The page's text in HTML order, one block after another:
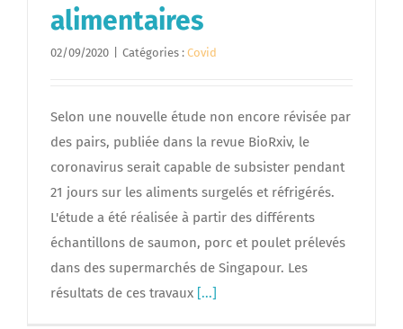
alimentaires
02/09/2020 Catégories : Covid
Selon une nouvelle étude non encore révisée par
des pairs, publiée dans la revue BioRxiv, le
coronavirus serait capable de subsister pendant
21 jours sur les aliments surgelés et réfrigérés.
L'étude a été réalisée à partir des différents
échantillons de saumon, porc et poulet prélevés
dans des supermarchés de Singapour. Les
résultats de ces travaux [...]